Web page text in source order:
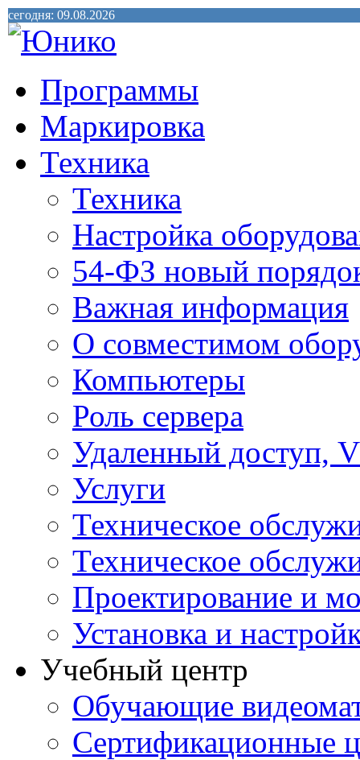
сегодня: 09.08.2026
Программы
Маркировка
Техника
Техника
Настройка
54-ФЗ новый
Важная информация
О совместимом
Компьютеры
Роль сервера
Удаленный доступ,
Услуги
Техническое
Техническое
Проектирование и
Установка и
Учебный центр
Обучающие
Сертификационные